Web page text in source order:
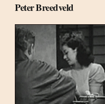
Peter Breedveld